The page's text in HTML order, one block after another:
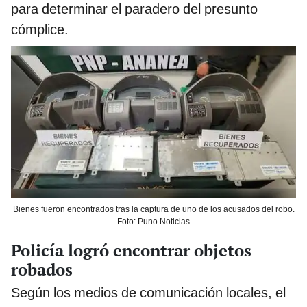
para determinar el paradero del presunto
cómplice.
Bienes fueron encontrados tras la captura de uno de los acusados del robo.
Foto: Puno Noticias
Policía logró encontrar objetos
robados
Según los medios de comunicación locales, el